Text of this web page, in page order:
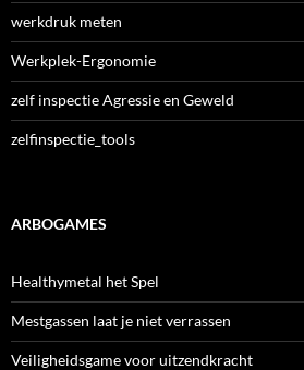
werkdruk meten
Werkplek-Ergonomie
zelf inspectie Agressie en Geweld
zelfinspectie_tools
ARBOGAMES
Healthymetal het Spel
Mestgassen laat je niet verrassen
Veiligheidsgame voor uitzendkracht